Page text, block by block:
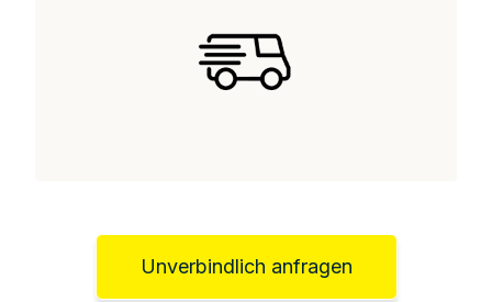
Unverbindlich anfragen